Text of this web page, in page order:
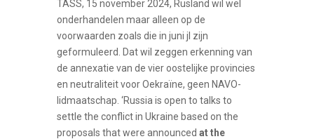
TASS, 15 november 2024, Rusland wil wel
onderhandelen maar alleen op de
voorwaarden zoals die in juni jl zijn
geformuleerd. Dat wil zeggen erkenning van
de annexatie van de vier oostelijke provincies
en neutraliteit voor Oekraïne, geen NAVO-
lidmaatschap. ‘Russia is open to talks to
settle the conflict in Ukraine based on the
proposals that were announced at the